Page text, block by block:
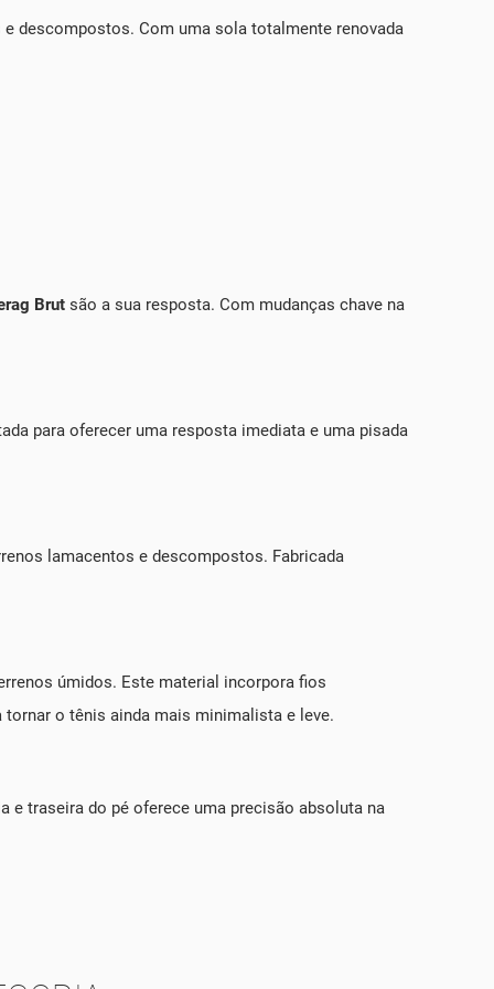
descompostos. Com uma sola totalmente renovada
Brut são a sua resposta. Com mudanças chave na
para oferecer uma resposta imediata e uma pisada
lamacentos e descompostos. Fabricada
úmidos. Este material incorpora fios
o tênis ainda mais minimalista e leve.
e traseira do pé oferece uma precisão absoluta na